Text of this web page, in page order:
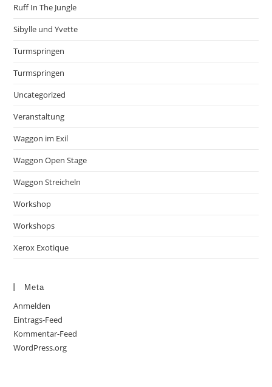
Ruff In The Jungle
Sibylle und Yvette
Turmspringen
Turmspringen
Uncategorized
Veranstaltung
Waggon im Exil
Waggon Open Stage
Waggon Streicheln
Workshop
Workshops
Xerox Exotique
Meta
Anmelden
Eintrags-Feed
Kommentar-Feed
WordPress.org